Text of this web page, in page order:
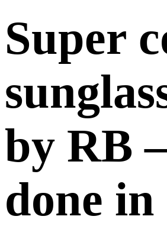
Super
by RB
done in